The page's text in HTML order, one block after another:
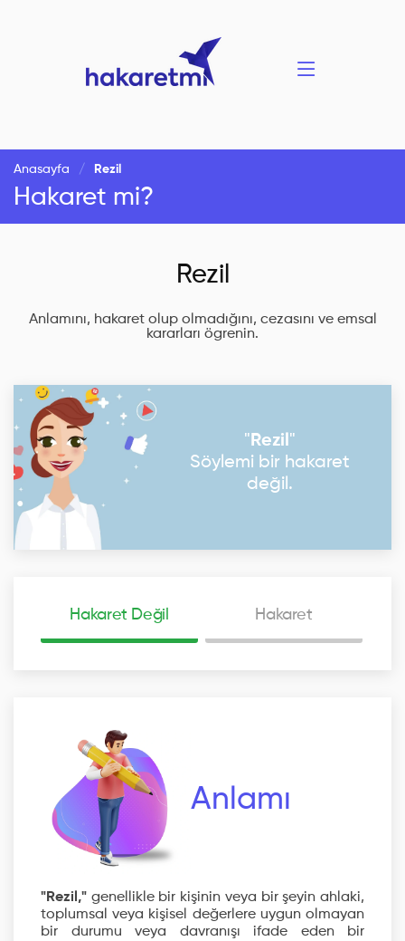
Anasayfa Rezil
Hakaret mi?
Rezil
Anlamını, hakaret olup olmadığını, cezasını ve emsal
kararları ögrenin.
"Rezil"
Söylemi bir hakaret
değil.
Hakaret Değil Hakaret
Anlamı
"Rezil," genellikle bir kişinin veya bir şeyin ahlaki,
toplumsal veya kişisel değerlere uygun olmayan
bir durumu veya davranışı ifade eden bir